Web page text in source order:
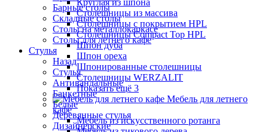
Круглая из шпона
Столешницы из массива
Столешницы с покрытием HPL
Столешницы Сompact Top HPL
Шпон дуба
Шпон ореха
Шпонированные столешницы
Столешницы WERZALIT
Показать ещё 3
Мебель для летнего
кафе
Мебель из искусственного ротанга
Барные столы
Складные столы
Столы на металлокаркасе
Столы для летнего кафе
Стулья
Назад
Стулья
Антивандальные
Банкетные
Белые
Деревянные стулья
Дизайнерские